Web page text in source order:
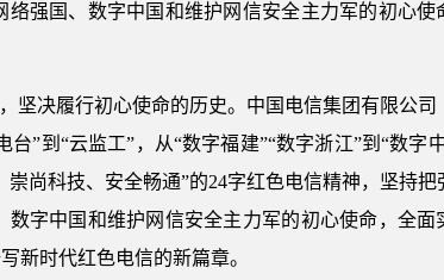
强国、数字中国和维护网信安全主力军的初心使
坚决履行初心使命的历史。中国电信集团有限公司
”到“云监工”，从“数字福建”“数字浙江”到“数字
尚科技、安全畅通”的24字红色电信精神，坚持把
字中国和维护网信安全主力军的初心使命，全面
新时代红色电信的新篇章。